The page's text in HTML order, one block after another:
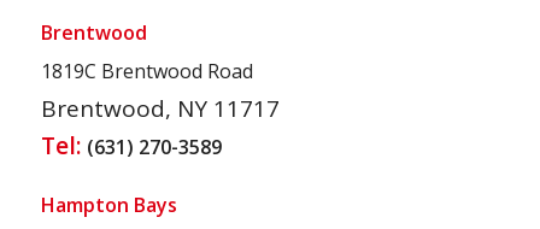
Brentwood
1819C Brentwood Road
Brentwood, NY 11717
Tel: (631) 270-3589
Hampton Bays